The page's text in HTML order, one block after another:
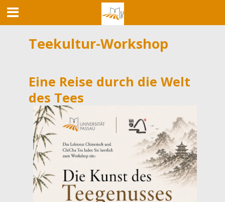
Teekultur-Workshop
Eine Reise durch die Welt
des Tees